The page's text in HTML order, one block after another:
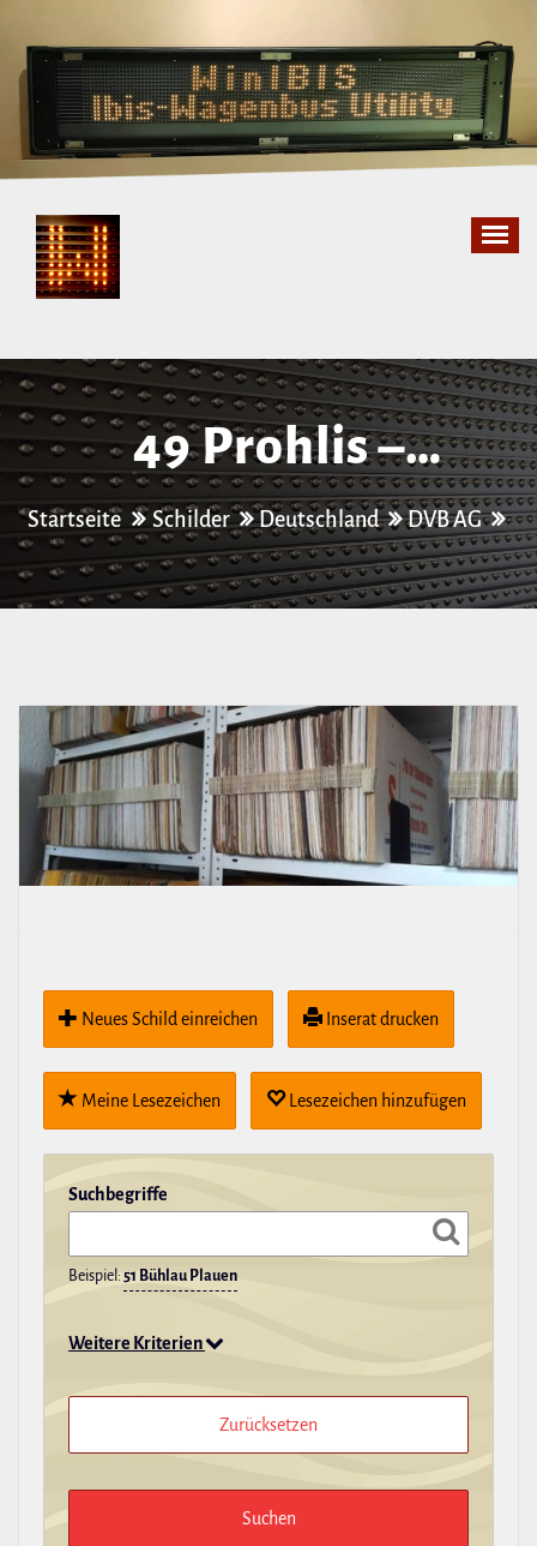
springen
49 Prohlis –
Niedersedlitz
Startseite Schilder Deutschland DVB AG
Neues Schild ein­rei­chen Inserat drucken
Meine Lese­zei­chen Lese­zei­chen hin­zu­fügen
Such­be­griffe
Beispiel: 51 Bühlau Plauen
Weitere Kriterien